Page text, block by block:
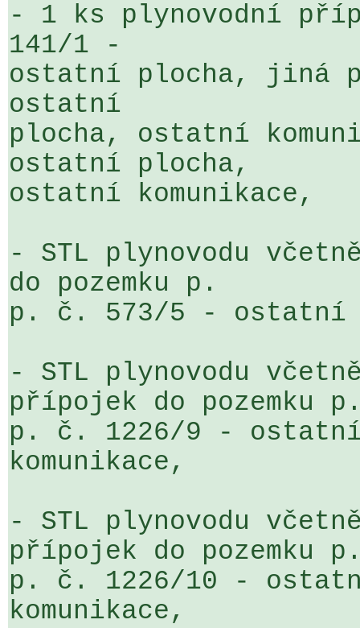
- 1 ks plynovodní
141/1 -
ostatní plocha, jiná
ostatní
plocha, ostatní
ostatní plocha,
ostatní komunikace,
- STL plynovodu
do pozemku p.
p. č. 573/5 - ostatní
- STL plynovodu
přípojek do pozemku
p. č. 1226/9 -
komunikace,
- STL plynovodu
přípojek do pozemku
p. č. 1226/10 -
komunikace,